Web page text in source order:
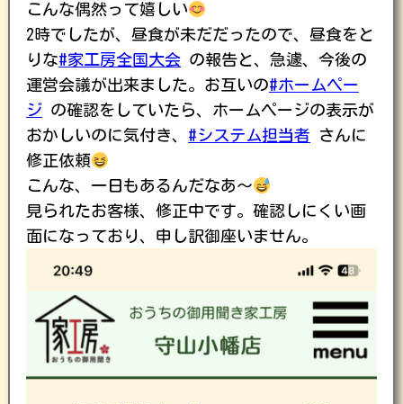
こんな偶然って嬉しい
2時でしたが、昼食が未だだったので、昼食をと
りな#家工房全国大会 の報告と、急遽、今後の
運営会議が出来ました。お互いの#ホームペー
ジ の確認をしていたら、ホームページの表示が
おかしいのに気付き、 #システム担当者 さんに
修正依頼
こんな、一日もあるんだなあ〜
見られたお客様、修正中です。確認しにくい画
面になっており、申し訳御座いません。